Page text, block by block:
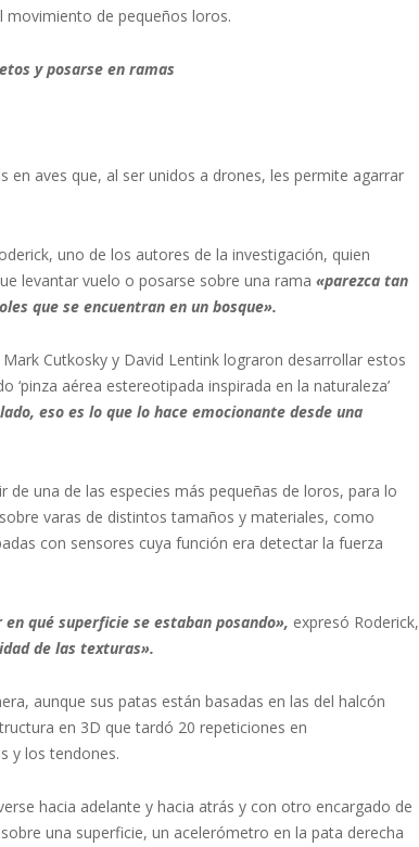
movimiento de pequeños loros.
y posarse en ramas
en aves que, al ser unidos a drones, les permite agarrar
uno de los autores de la investigación, quien
levantar vuelo o posarse sobre una rama «parezca tan
que se encuentran en un bosque».
Cutkosky y David Lentink lograron desarrollar estos
aérea estereotipada inspirada en la naturaleza’
eso es lo que lo hace emocionante desde una
una de las especies más pequeñas de loros, para lo
varas de distintos tamaños y materiales, como
con sensores cuya función era detectar la fuerza
qué superficie se estaban posando», expresó Roderick,
de las texturas».
aunque sus patas están basadas en las del halcón
en 3D que tardó 20 repeticiones en
y los tendones.
hacia adelante y hacia atrás y con otro encargado de
una superficie, un acelerómetro en la pata derecha